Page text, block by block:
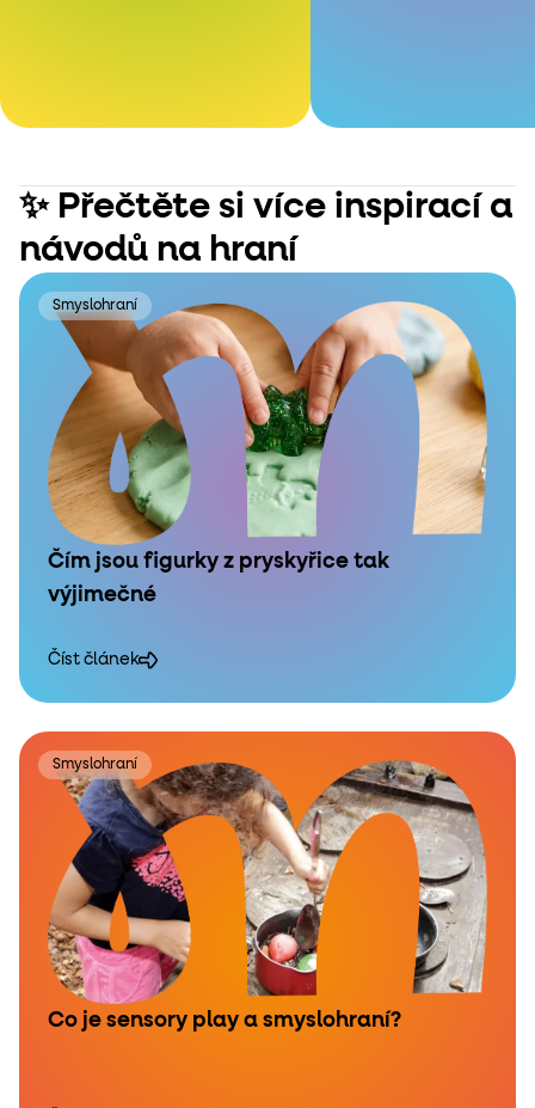
✨ Přečtěte si více inspirací a
návodů na hraní
Smyslohraní
Čím jsou figurky z pryskyřice tak
výjimečné
Číst článek
Smyslohraní
Co je sensory play a smyslohraní?